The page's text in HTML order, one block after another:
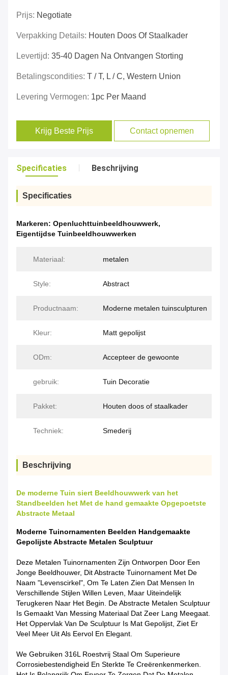
Prijs: Negotiate
Verpakking Details: Houten Doos Of Staalkader
Levertijd: 35-40 Dagen Na Ontvangen Storting
Betalingscondities: T / T, L / C, Western Union
Levering Vermogen: 1pc Per Maand
Krijg Beste Prijs Contact opnemen
Specificaties Beschrijving
Specificaties
Markeren: Openluchttuinbeeldhouwwerk,
Eigentijdse Tuinbeeldhouwwerken
Materiaal: metalen
Style: Abstract
Productnaam: Moderne metalen tuinsculpturen
Kleur: Matt gepolijst
ODm: Accepteer de gewoonte
gebruik: Tuin Decoratie
Pakket: Houten doos of staalkader
Techniek: Smederij
Beschrijving
De moderne Tuin siert Beeldhouwwerk van het
Standbeelden het Met de hand gemaakte Opgepoetste
Abstracte Metaal
Moderne Tuinornamenten Beelden Handgemaakte
Gepolijste Abstracte Metalen Sculptuur
Deze Metalen Tuinornamenten Zijn Ontworpen Door Een
Jonge Beeldhouwer, Dit Abstracte Tuinornament Met De
Naam "Levenscirkel", Om Te Laten Zien Dat Mensen In
Verschillende Stijlen Willen Leven, Maar Uiteindelijk
Terugkeren Naar Het Begin. De Abstracte Metalen Sculptuur
Is Gemaakt Van Messing Materiaal Dat Zeer Lang Meegaat.
Het Oppervlak Van De Sculptuur Is Mat Gepolijst, Ziet Er
Veel Meer Uit Als Eervol En Elegant.
We Gebruiken 316L Roestvrij Staal Om Superieure
Corrosiebestendigheid En Sterkte Te CreërenKenmerken.